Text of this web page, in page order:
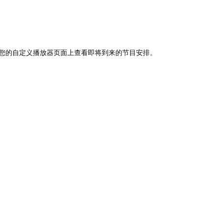
自定义播放器页面上查看即将到来的节目安排。